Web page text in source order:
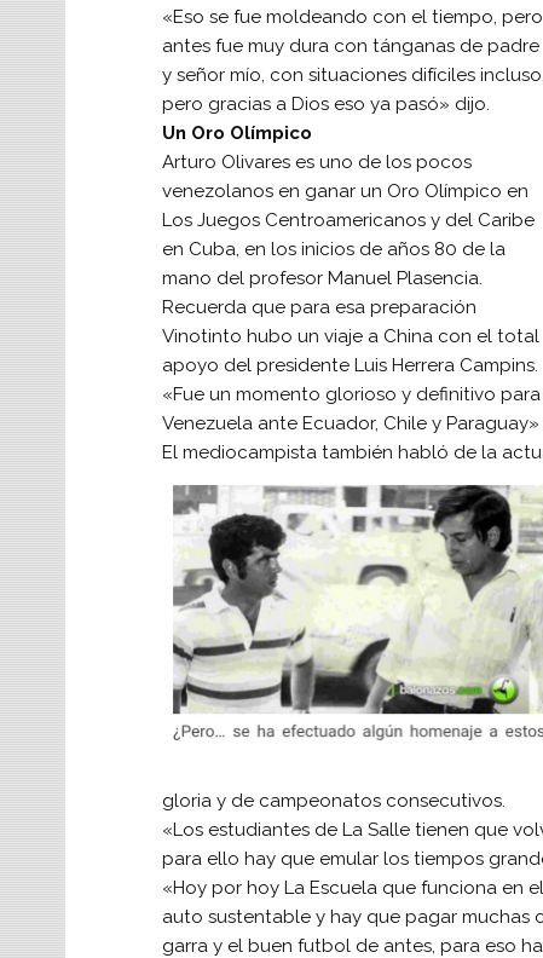
«Eso se fue moldeando con el tiempo, pero
antes fue muy dura con tánganas de padre
y señor mío, con situaciones difíciles incluso,
pero gracias a Dios eso ya pasó» dijo.
Un Oro Olímpico
Arturo Olivares es uno de los pocos
venezolanos en ganar un Oro Olímpico en
Los Juegos Centroamericanos y del Caribe
en Cuba, en los inicios de años 80 de la
mano del profesor Manuel Plasencia.
Recuerda que para esa preparación
Vinotinto hubo un viaje a China con el total
apoyo del presidente Luis Herrera Campins.
«Fue un momento glorioso y definitivo
Venezuela ante Ecuador, Chile y
El mediocampista también habló de la
gloria y de campeonatos consecutivos.
«Los estudiantes de La Salle tienen que
para ello hay que emular los tiempos
«Hoy por hoy La Escuela que funciona en
auto sustentable y hay que pagar muchas
garra y el buen futbol de antes, para eso